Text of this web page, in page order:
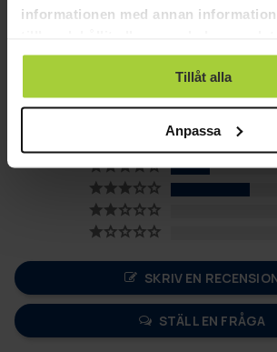
informationen med annan
använt deras tjänster.
Tillåt alla
Anpassa
3,3 Baserat
SKRIV EN
STÄLL EN FRÅGA